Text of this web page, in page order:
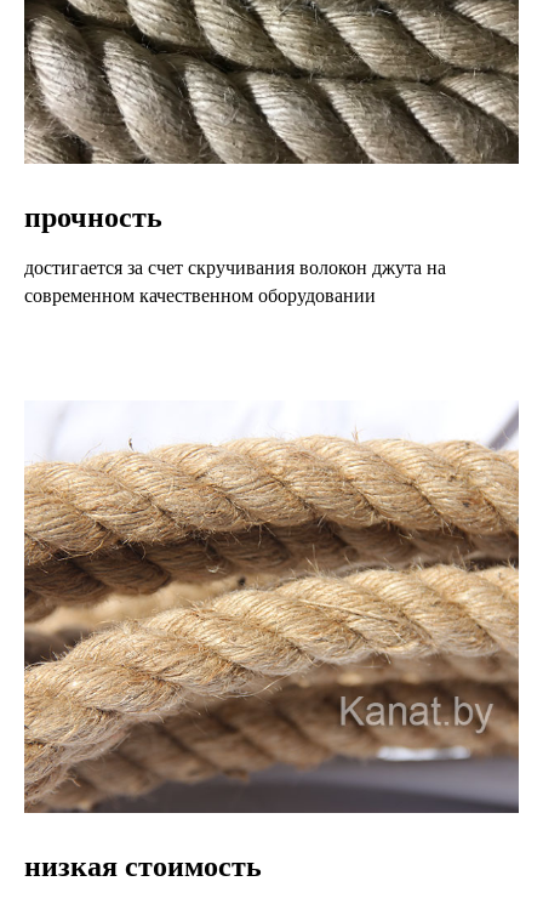
прочность
достигается за счет скручивания волокон джута на
современном качественном оборудовании
низкая стоимость